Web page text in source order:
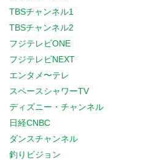
TBSチャンネル1
TBSチャンネル2
フジテレビONE
フジテレビNEXT
エンタメ〜テレ
スペースシャワーTV
ディズニー・チャンネル
日経CNBC
ダンスチャンネル
釣りビジョン